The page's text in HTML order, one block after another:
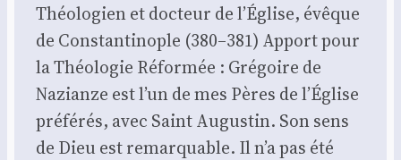
Théologien et docteur de l’Église, évêque
de Constantinople (380–381) Apport pour
la Théologie Réformée : Gré­goire de
Nazianze est l’un de mes Pères de l’É­glise
pré­fé­rés, avec Saint Augus­tin. Son sens
de Dieu est remar­quable. Il n’a pas été